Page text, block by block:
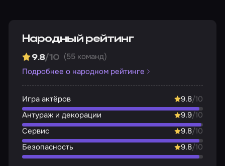
Народный рейтинг
9.8/10 (55 команд)
Подробнее о народном рейтинге
Игра актёров 9.8/10
Антураж и декорации
9.9/10
Сервис
9.8/10
Безопасность
9.8/10